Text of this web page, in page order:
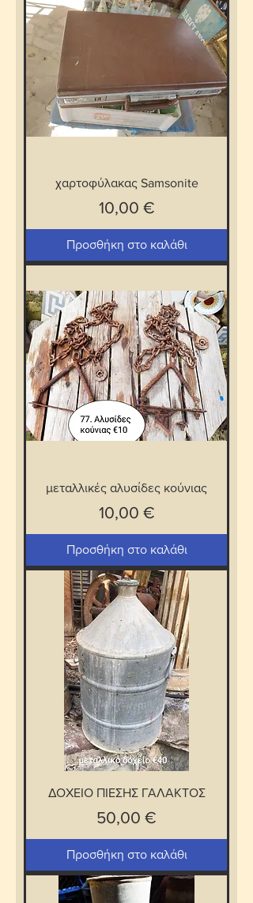
χαρτοφύλακας Samsonite
Τιμή
10,00 €
Προσθήκη στο καλάθι
μεταλλικές αλυσίδες κούνιας
Τιμή
10,00 €
Προσθήκη στο καλάθι
ΔΟΧΕΙΟ ΠΙΕΣΗΣ ΓΑΛΑΚΤΟΣ
Τιμή
50,00 €
Προσθήκη στο καλάθι